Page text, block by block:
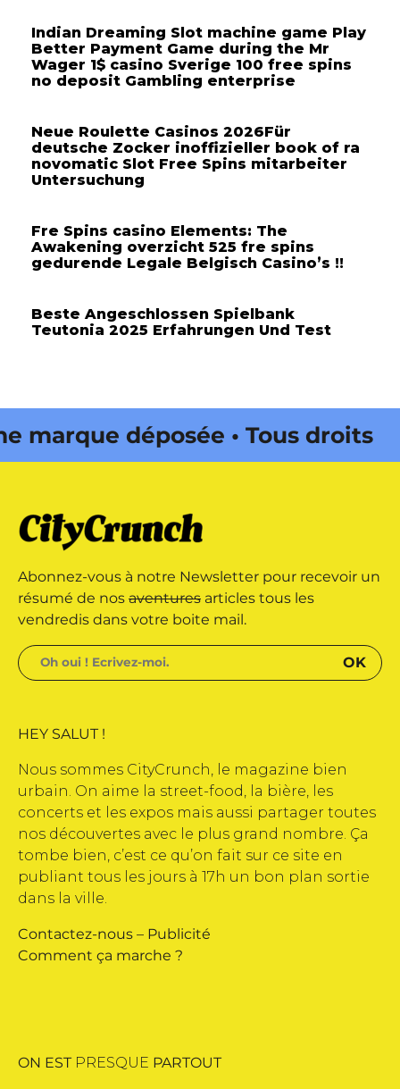
Indian Dreaming Slot machine game Play
Better Payment Game during the Mr
Wager 1$ casino Sverige 100 free spins
no deposit Gambling enterprise
Neue Roulette Casinos 2026Für
deutsche Zocker inoffizieller book of ra
novomatic Slot Free Spins mitarbeiter
Untersuchung
Fre Spins casino Elements: The
Awakening overzicht 525 fre spins
gedurende Legale Belgisch Casino’s !!
Beste Angeschlossen Spielbank
Teutonia 2025 Erfahrungen Und Test
déposée • Tous droits
déposée • Tous droits
par Buena Onda Web •
Abonnez-vous à notre Newsletter pour recevoir un
résumé de nos aventures articles tous les
vendredis dans votre boite mail.
HEY SALUT !
Nous sommes CityCrunch, le magazine bien
urbain. On aime la street-food, la bière, les
concerts et les expos mais aussi partager toutes
nos découvertes avec le plus grand nombre. Ça
tombe bien, c’est ce qu’on fait sur ce site en
publiant tous les jours à 17h un bon plan sortie
dans la ville.
Contactez-nous – Publicité
Comment ça marche ?
ON EST PRESQUE PARTOUT